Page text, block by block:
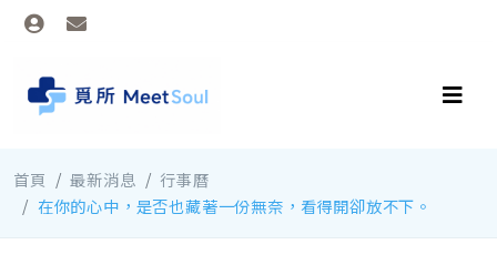
首頁 最新消息
行事曆
在你的心中，是否也藏著一份無奈，看得開卻放不下。